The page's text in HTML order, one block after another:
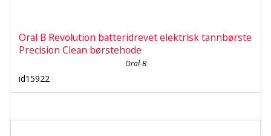
Oral B Revolution batteridrevet elektrisk tannbørste
Precision Clean børstehode
Oral-B
id15922